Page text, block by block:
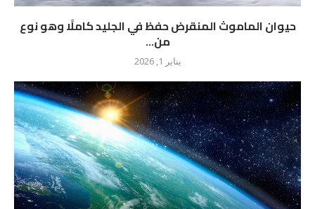
حيوان الماموث المنقرض حفظ في الجليد كاملًا وهو نوع
من...
يناير 1, 2026